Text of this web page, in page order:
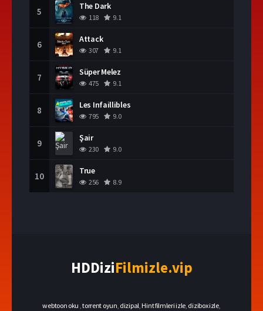
5 The Dark
118 9.1
6 Attack
307 9.1
7 Süper Melez
475 9.1
8 Les Infaillibles
795 9.0
9 Şair
230 9.0
10 True
256 8.9
HDDiziFilmizle.vip
webtoon oku ,torrent oyun, dizipal, Hint filmleri izle, dizibox izle,